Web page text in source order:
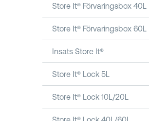
Store It® Förvaringsbox 40L
Store It® Förvaringsbox 60L
Insats Store It®
Store It® Lock 5L
Store It® Lock 10L/20L